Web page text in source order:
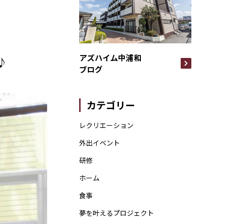
アズハイム中浦和
ブログ
カテゴリー
レクリエーション
外出イベント
研修
ホーム
食事
夢を叶えるプロジェクト